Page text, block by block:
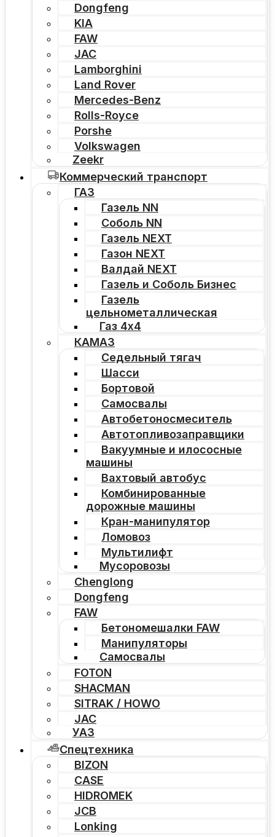
Dongfeng
KIA
FAW
JAC
Lamborghini
Land Rover
Mercedes-Benz
Rolls-Royce
Porshe
Volkswagen
Zeekr
Коммерческий транспорт
ГАЗ
Газель NN
Соболь NN
Газель NEXT
Газон NEXT
Валдай NEXT
Газель и Соболь Бизнес
Газель
цельнометаллическая
Газ 4х4
КАМАЗ
Седельный тягач
Шасси
Бортовой
Самосвалы
Автобетоносмеситель
Автотопливозаправщики
Вакуумные и илососные
машины
Вахтовый автобус
Комбинированные
дорожные машины
Кран-манипулятор
Ломовоз
Мультилифт
Мусоровозы
Chenglong
Dongfeng
FAW
Бетономешалки FAW
Манипуляторы
Самосвалы
FOTON
SHACMAN
SITRAK / HOWO
JAC
УАЗ
Спецтехника
BIZON
CASE
HIDROMEK
JCB
Lonking